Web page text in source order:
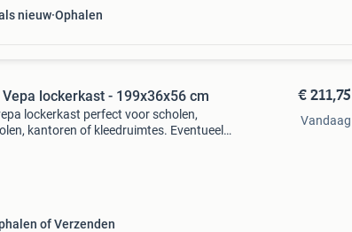
nieuw Ophalen
lockerkast - 199x36x56 cm
lockerkast perfect voor scholen,
kantoren of kleedruimtes. Eventueel
of Verzenden
€ 211,75
Vandaag